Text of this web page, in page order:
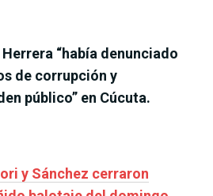
Herrera “había denunciado
de corrupción y
público” en Cúcuta.
y Sánchez cerraron